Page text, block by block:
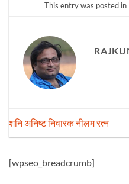
This entry was posted in
शनि अनिष्ट निवारक नीलम रत्न
[wpseo_breadcrumb]